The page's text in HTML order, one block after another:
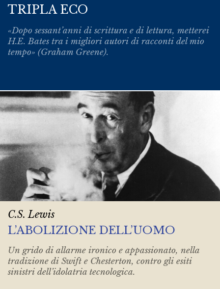
TRIPLA ECO
«Dopo sessant’anni di scrittura e di lettura, metterei
H.E. Bates tra i migliori autori di racconti del mio
tempo» (Graham Greene).
C.S. Lewis
L’ABOLIZIONE DELL’UOMO
Un grido di allarme ironico e appassionato, nella
tradizione di Swift e Chesterton, contro gli esiti
sinistri dell’idolatria tecnologica.